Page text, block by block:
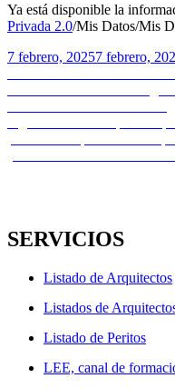
Ya está disponible la
Privada 2.0/Mis Datos/Mis
Publicado
7 febrero, 20257 febrero,
Navegación
de
entradas
SERVICIOS
Listado de Arquitectos
Listados de
Listado de Peritos
LEE, canal de